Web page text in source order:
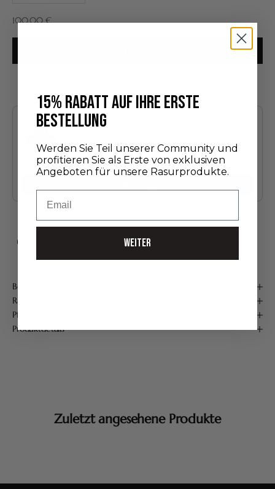
Angebot
100,00 €
Das könnte Ihnen auch gefallen
Use the Previous and Next buttons to navigate through product
Entdeckungsedition
24,00 €
KOSTENLOSER VERSAND AB 75 €*
Sichere Zahlung
Beschreibung
Ratschläge zur Verwendung
Pflege
Produktdetails
Zuletzt angesehene Produkte
15% RABATT AUF IHRE ERSTE
BESTELLUNG
Werden Sie Teil unserer Community und
profitieren Sie als Erste von exklusiven
Angeboten für unsere Rasurprodukte.
WEITER